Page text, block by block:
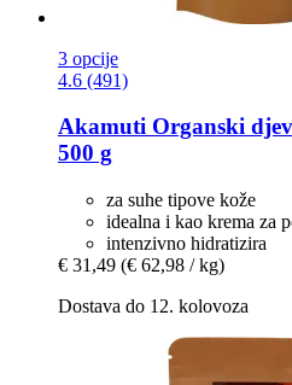
3 opcije
4.6 (491)
Akamuti Organski
500 g
za suhe tipove kože
idealna i kao krema za
intenzivno hidratizira
€ 31,49 (€ 62,98 / kg)
Dostava do 12. kolovoza